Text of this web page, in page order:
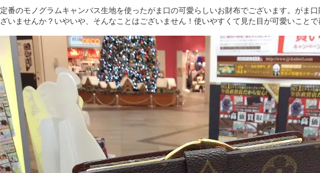
定番のモノグラムキャンバス生地を使ったがま口の可愛らしいお財布でございます。がま
ざいませんか？いやいや、そんなことはございません！使いやすくて見た目が可愛いこと